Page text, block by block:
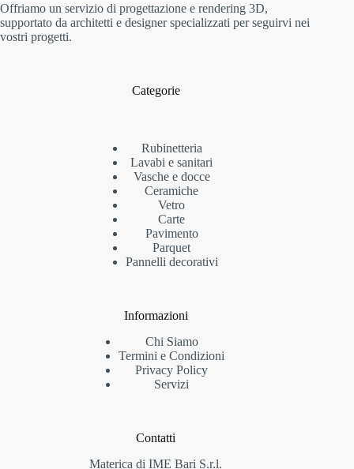
Offriamo un servizio di progettazione e rendering 3D,
supportato da architetti e designer specializzati per seguirvi nei
vostri progetti.
Categorie
Rubinetteria
Lavabi e sanitari
Vasche e docce
Ceramiche
Vetro
Carte
Pavimento
Parquet
Pannelli decorativi
Informazioni
Chi Siamo
Termini e Condizioni
Privacy Policy
Servizi
Contatti
Materica di IME Bari S.r.l.